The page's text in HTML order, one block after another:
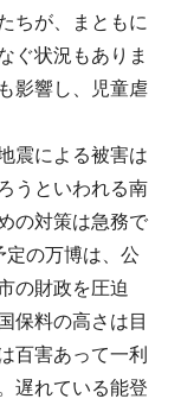
ちが、まともに
ぐ状況もありま
影響し、児童虐
震による被害は
うといわれる南
の対策は急務で
定の万博は、公
の財政を圧迫
保料の高さは目
百害あって一利
遅れている能登